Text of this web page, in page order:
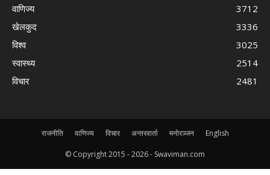
वाणिज्य
3712
खेलकुद
3336
विश्व
3025
स्वास्थ्य
2514
विचार
2481
राजनीति वाणिज्य विचार अन्तरवार्ता मनोरञ्जन English
© Copyright 2015 -2026 - Swaviman.com